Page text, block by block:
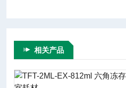
相关产品